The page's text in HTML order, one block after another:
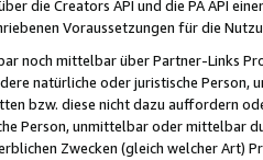
die Creators API und die PA API
Voraussetzungen für die
noch mittelbar über Partner-Links
natürliche oder juristische
bzw. diese nicht dazu auffordern
Person, unmittelbar oder mittelbar
Zwecken (gleich welcher Art)